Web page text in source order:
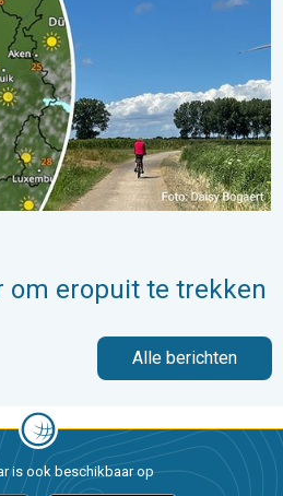
om eropuit te trekken
Alle berichten
is ook beschikbaar op